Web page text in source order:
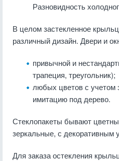
Разновидность
В целом застекленное
различный дизайн. Двери и
привычной и
трапеция, треугольник);
любых цветов с учетом
имитацию под дерево.
Стеклопакеты бывают
зеркальные, с декоративным
Для заказа остекления